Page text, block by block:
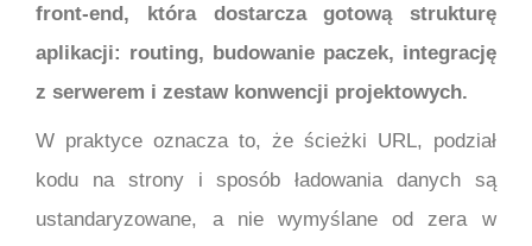
front-end, która dostarcza gotową strukturę
aplikacji: routing, budowanie paczek, integrację
z serwerem i zestaw konwencji projektowych.
W praktyce oznacza to, że ścieżki URL, podział
kodu na strony i sposób ładowania danych są
ustandaryzowane, a nie wymyślane od zera w